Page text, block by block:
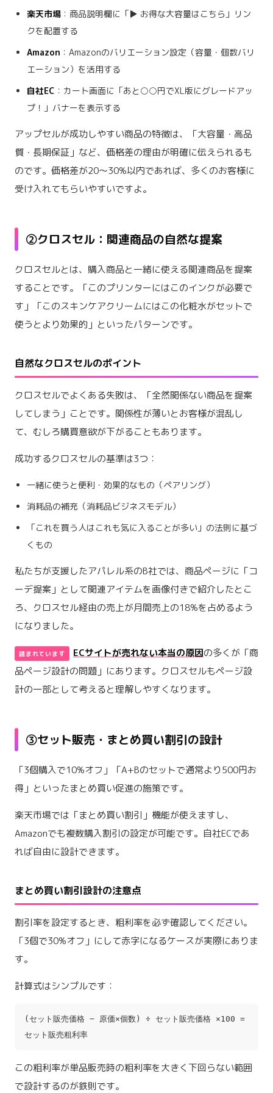
楽天市場 ：商品説明欄に「▶ お得な大容量はこちら」リン
クを配置する
Amazon ：Amazonのバリエーション設定（容量・個数バリ
エーション）を活用する
自社EC ：カート画面に「あと○○円でXL版にグレードアッ
プ！」バナーを表示する
アップセルが成功しやすい商品の特徴は、「大容量・高品
質・長期保証」など、価格差の理由が明確に伝えられるも
のです。価格差が20〜30%以内であれば、多くのお客様に
受け入れてもらいやすいですよ。
②クロスセル：関連商品の自然な提案
クロスセルとは、購入商品と一緒に使える関連商品を提案
することです。「このプリンターにはこのインクが必要で
す」「このスキンケアクリームにはこの化粧水がセットで
使うとより効果的」といったパターンです。
自然なクロスセルのポイント
クロスセルでよくある失敗は、「全然関係ない商品を提案
してしまう」ことです。関係性が薄いとお客様が混乱し
て、むしろ購買意欲が下がることもあります。
成功するクロスセルの基準は3つ：
一緒に使うと便利・効果的なもの（ペアリング）
消耗品の補充（消耗品ビジネスモデル）
「これを買う人はこれも気に入ることが多い」の法則に基づ
くもの
私たちが支援したアパレル系のB社では、商品ページに「コ
ーデ提案」として関連アイテムを画像付きで紹介したとこ
ろ、クロスセル経由の売上が月間売上の18%を占めるよう
になりました。
ECサイトが売れない本当の原因の多くが「商
品ページ設計の問題」にあります。クロスセルもページ設
計の一部として考えると理解しやすくなります。
③セット販売・まとめ買い割引の設計
「3個購入で10%オフ」「A+Bのセットで通常より500円お
得」といったまとめ買い促進の施策です。
楽天市場では「まとめ買い割引」機能が使えますし、
Amazonでも複数購入割引の設定が可能です。自社ECであ
れば自由に設計できます。
まとめ買い割引設計の注意点
割引率を設定するとき、粗利率を必ず確認してください。
「3個で30%オフ」にして赤字になるケースが実際にありま
す。
計算式はシンプルです：
(セット販売価格 − 原価×個数) ÷ セット販売価格 ×100 =
セット販売粗利率
この粗利率が単品販売時の粗利率を大きく下回らない範囲
で設計するのが鉄則です。